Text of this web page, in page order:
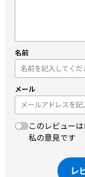
名前
メール
このレビュー
私の意見です
レ